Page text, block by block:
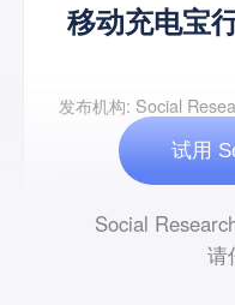
试用
Social
请